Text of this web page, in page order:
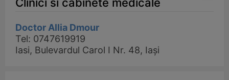
Doctor Allia Dmour
Tel: 0747619919
Iasi, Bulevardul Carol I Nr. 48, Iași